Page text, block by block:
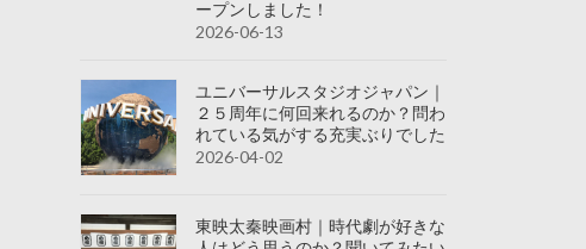
ープンしました！
2026-06-13
ユニバーサルスタジオジャパン｜
２５周年に何回来れるのか？問わ
れている気がする充実ぶりでした
2026-04-02
東映太秦映画村｜時代劇が好きな